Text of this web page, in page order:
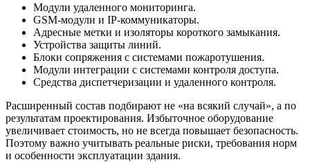
Модули удаленного мониторинга.
GSM-модули и IP-коммуникаторы.
Адресные метки и изоляторы короткого замыкания.
Устройства защиты линий.
Блоки сопряжения с системами пожаротушения.
Модули интеграции с системами контроля доступа.
Средства диспетчеризации и удаленного контроля.
Расширенный состав подбирают не «на всякий случай», а по
результатам проектирования. Избыточное оборудование
увеличивает стоимость, но не всегда повышает безопасность.
Поэтому важно учитывать реальные риски, требования норм
и особенности эксплуатации здания.